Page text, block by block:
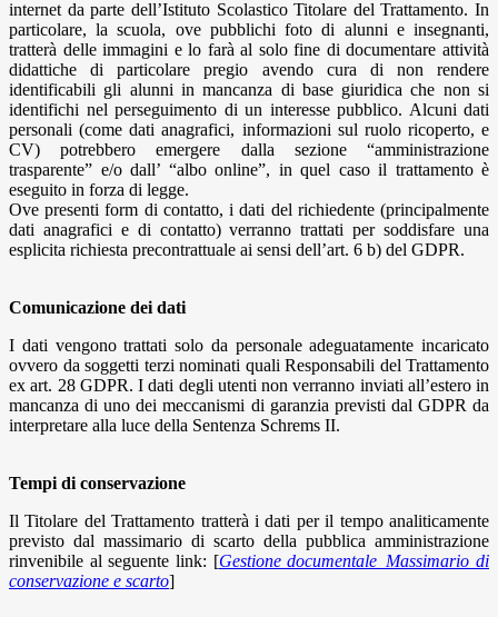
internet da parte dell’Istituto Scolastico Titolare del Trattamento. In
particolare, la scuola, ove pubblichi foto di alunni e insegnanti,
tratterà delle immagini e lo farà al solo fine di documentare attività
didattiche di particolare pregio avendo cura di non rendere
identificabili gli alunni in mancanza di base giuridica che non si
identifichi nel perseguimento di un interesse pubblico. Alcuni dati
personali (come dati anagrafici, informazioni sul ruolo ricoperto, e
CV) potrebbero emergere dalla sezione “amministrazione
trasparente” e/o dall’ “albo online”, in quel caso il trattamento è
eseguito in forza di legge.
Ove presenti form di contatto, i dati del richiedente (principalmente
dati anagrafici e di contatto) verranno trattati per soddisfare una
esplicita richiesta precontrattuale ai sensi dell’art. 6 b) del GDPR.
Comunicazione dei dati
I dati vengono trattati solo da personale adeguatamente incaricato
ovvero da soggetti terzi nominati quali Responsabili del Trattamento
ex art. 28 GDPR. I dati degli utenti non verranno inviati all’estero in
mancanza di uno dei meccanismi di garanzia previsti dal GDPR da
interpretare alla luce della Sentenza Schrems II.
Tempi di conservazione
Il Titolare del Trattamento tratterà i dati per il tempo analiticamente
previsto dal massimario di scarto della pubblica amministrazione
rinvenibile al seguente link: [Gestione documentale_Massimario di
conservazione e scarto]